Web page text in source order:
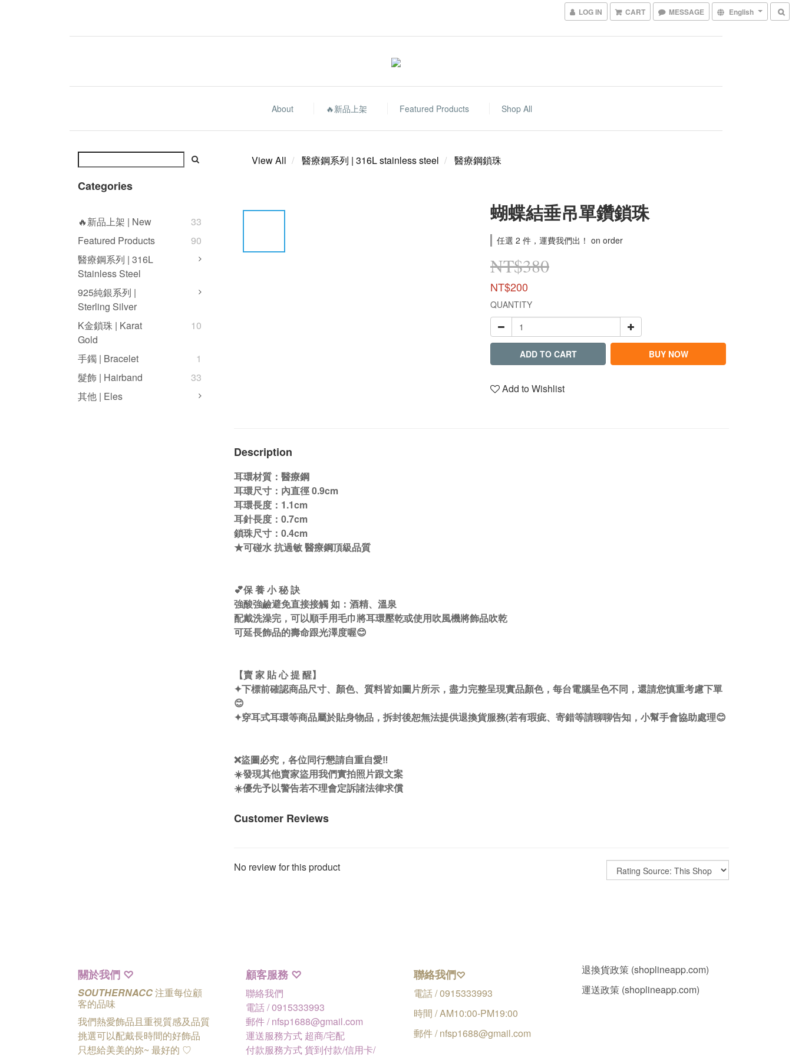
LOG IN CART MESSAGE English
About 🔥新品上架 Featured Products Shop All
Categories
🔥新品上架 | New
33
Featured Products
90
醫療鋼系列 | 316L
Stainless Steel
925純銀系列 |
Sterling Silver
K金鎖珠 | Karat
Gold
10
手鐲 | Bracelet
1
髮飾 | Hairband
33
其他 | Eles
View All 醫療鋼系列 | 316L stainless steel 醫療鋼鎖珠
蝴蝶結垂吊單鑽鎖珠
任選 2 件，運費我們出！ on order
NT$380
NT$200
QUANTITY
ADD TO CART BUY NOW
Add to Wishlist
Description
耳環材質：醫療鋼
耳環尺寸：內直徑 0.9cm
耳環長度：1.1cm
耳針長度：0.7cm
鎖珠尺寸：0.4cm
★可碰水 抗過敏 醫療鋼頂級品質
💕保 養 小 秘 訣
強酸強鹼避免直接接觸 如：酒精、溫泉
配戴洗澡完，可以順手用毛巾將耳環壓乾或使用吹風機將飾品吹乾
可延長飾品的壽命跟光澤度喔😊
【賣 家 貼 心 提 醒】
✦下標前確認商品尺寸、顏色、質料皆如圖片所示，盡力完整呈現實品顏色，每台電腦呈色不同，還請您慎重考慮下單
😊
✦穿耳式耳環等商品屬於貼身物品，拆封後恕無法提供退換貨服務(若有瑕疵、寄錯等請聊聊告知，小幫手會協助處理😊
❌盜圖必究，各位同行懇請自重自愛‼️
☀️發現其他賣家盜用我們實拍照片跟文案
☀️優先予以警告若不理會定訴諸法律求償
Customer Reviews
No review for this product
關於我們 ♡
SOUTHERNACC注重每位顧
客的品味
我們熱愛飾品且重視質感及品質
挑選可以配戴長時間的好飾品
只想給美美的妳~ 最好的 ♡
顧客服務 ♡
聯絡我們
電話 / 0915333993
郵件 / nfsp1688@gmail.com
運送服務方式 超商/宅配
付款服務方式 貨到付款/信用卡/
聯絡我們♡
電話 / 0915333993
時間 / AM10:00-PM19:00
郵件 / nfsp1688@gmail.com
退換貨政策 (shoplineapp.com)
運送政策 (shoplineapp.com)